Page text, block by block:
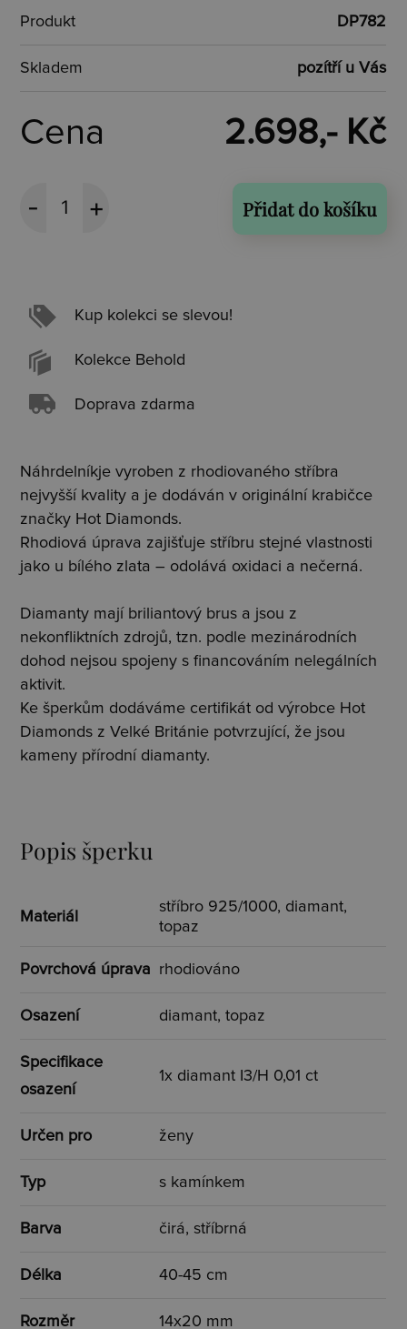
Produkt DP782
Skladem pozítří u Vás
Cena 2.698,- Kč
Přidat do košíku
Kup kolekci se slevou!
Kolekce Behold
Doprava zdarma
Náhrdelníkje vyroben z rhodiovaného stříbra
nejvyšší kvality a je dodáván v originální krabičce
značky Hot Diamonds.
Rhodiová úprava zajišťuje stříbru stejné vlastnosti
jako u bílého zlata – odolává oxidaci a nečerná.
Diamanty mají briliantový brus a jsou z
nekonfliktních zdrojů, tzn. podle mezinárodních
dohod nejsou spojeny s financováním nelegálních
aktivit.
Ke šperkům dodáváme certifikát od výrobce Hot
Diamonds z Velké Británie potvrzující, že jsou
kameny přírodní diamanty.
Popis šperku
Materiál
stříbro 925/1000, diamant,
topaz
Povrchová úprava rhodiováno
Osazení diamant, topaz
Specifikace
osazení
1x diamant I3/H 0,01 ct
Určen pro ženy
Typ s kamínkem
Barva čirá, stříbrná
Délka 40-45 cm
Rozměr 14x20 mm